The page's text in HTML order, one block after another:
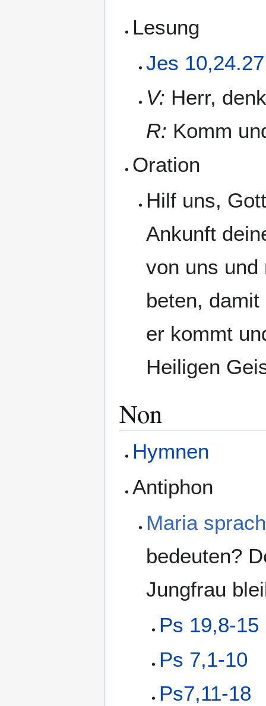
Lesung
Jes 10,24.27
V: Herr,
R: Komm
Oration
Hilf uns,
Ankunft
von uns und
beten,
er kommt
Heiligen
Non
Hymnen
Antiphon
Maria
bedeuten?
Jungfrau
Ps 19,8-15
Ps 7,1-10
Ps7,11-18